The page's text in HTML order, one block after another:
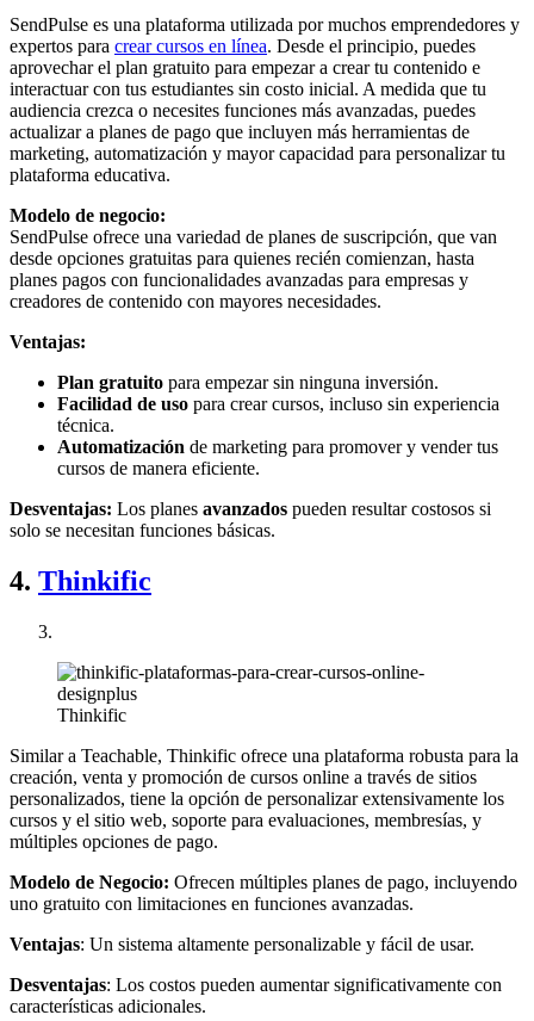
SendPulse es una plataforma utilizada por muchos emprendedores y
expertos para crear cursos en línea. Desde el principio, puedes
aprovechar el plan gratuito para empezar a crear tu contenido e
interactuar con tus estudiantes sin costo inicial. A medida que tu
audiencia crezca o necesites funciones más avanzadas, puedes
actualizar a planes de pago que incluyen más herramientas de
marketing, automatización y mayor capacidad para personalizar tu
plataforma educativa.
Modelo de negocio:
SendPulse ofrece una variedad de planes de suscripción, que van
desde opciones gratuitas para quienes recién comienzan, hasta
planes pagos con funcionalidades avanzadas para empresas y
creadores de contenido con mayores necesidades.
Ventajas:
Plan gratuito para empezar sin ninguna inversión.
Facilidad de uso para crear cursos, incluso sin experiencia
técnica.
Automatización de marketing para promover y vender tus
cursos de manera eficiente.
Desventajas: Los planes avanzados pueden resultar costosos si
solo se necesitan funciones básicas.
4. Thinkific
Thinkific
Similar a Teachable, Thinkific ofrece una plataforma robusta para la
creación, venta y promoción de cursos online a través de sitios
personalizados, tiene la opción de personalizar extensivamente los
cursos y el sitio web, soporte para evaluaciones, membresías, y
múltiples opciones de pago.
Modelo de Negocio: Ofrecen múltiples planes de pago, incluyendo
uno gratuito con limitaciones en funciones avanzadas.
Ventajas: Un sistema altamente personalizable y fácil de usar.
Desventajas: Los costos pueden aumentar significativamente con
características adicionales.